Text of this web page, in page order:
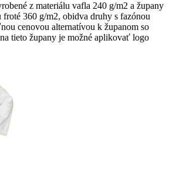
z materiálu vafla 240 g/m2 a župany
360 g/m2, obidva druhy s fazónou
cenovou alternatívou k županom so
tieto župany je možné aplikovať logo